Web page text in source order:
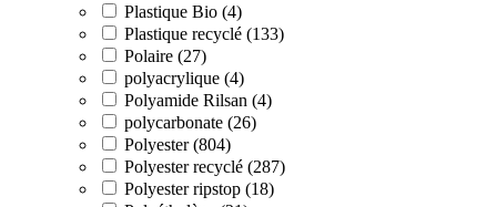
Plastique Bio (4)
Plastique recyclé (133)
Polaire (27)
polyacrylique (4)
Polyamide Rilsan (4)
polycarbonate (26)
Polyester (804)
Polyester recyclé (287)
Polyester ripstop (18)